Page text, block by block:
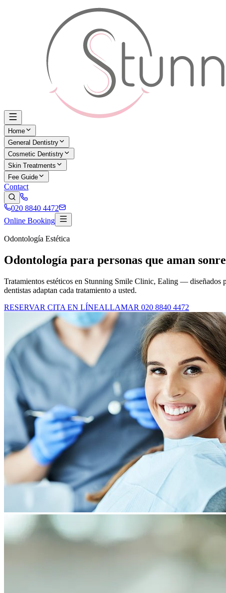
Home
General Dentistry
Cosmetic Dentistry
Skin Treatments
Fee Guide
Contact
020 8840 4472
Online Booking
Odontología Estética
Odontología para personas que aman
Tratamientos estéticos en Stunning Smile Clinic, Ealing — diseñados
dentistas adaptan cada tratamiento a usted.
RESERVAR CITA EN LÍNEALLAMAR 020 8840 4472